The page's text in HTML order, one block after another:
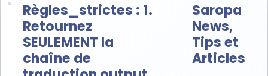
Règles_strictes : 1.
Retournez
SEULEMENT la
chaîne de
Saropa
News,
Tips et
Articles